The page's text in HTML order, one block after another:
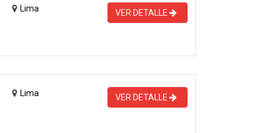
Lima VER DETALLE
Lima VER DETALLE